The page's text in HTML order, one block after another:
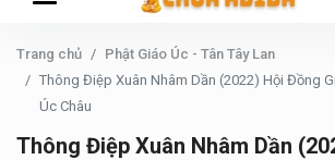
Trang chủ
Phật Giáo Úc - Tân Tây Lan
Thông Điệp Xuân Nhâm Dần (2022) Hội Đồng
Úc Châu
Thông Điệp Xuân Nhâm Dần